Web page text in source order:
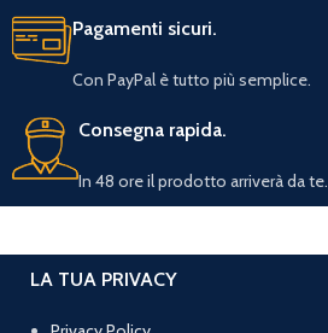
Pagamenti sicuri.
Con PayPal è tutto più semplice.
Consegna rapida.
In 48 ore il prodotto arriverà da te.
LA TUA PRIVACY